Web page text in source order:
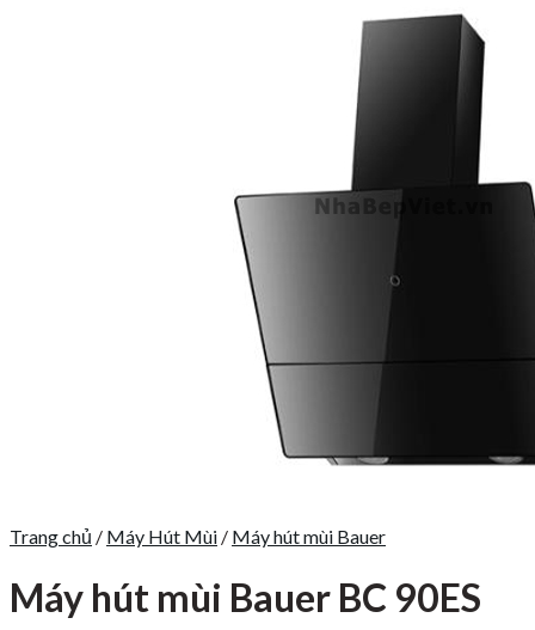
Trang chủ / Máy Hút Mùi / Máy hút mùi Bauer
Máy hút mùi Bauer BC 90ES